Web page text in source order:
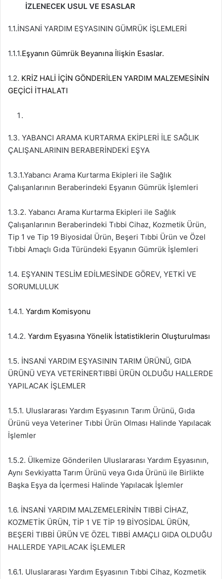
İZLENECEK USUL VE ESASLAR
1.1.İNSANİ YARDIM EŞYASININ GÜMRÜK İŞLEMLERİ
1.1.1.Eşyanın Gümrük Beyanına İlişkin Esaslar.
1.2. KRİZ HALİ İÇİN GÖNDERİLEN YARDIM MALZEMESİNİN
GEÇİCİ İTHALATI
1.3. YABANCI ARAMA KURTARMA EKİPLERİ İLE SAĞLIK
ÇALIŞANLARININ BERABERİNDEKİ EŞYA
1.3.1.Yabancı Arama Kurtarma Ekipleri ile Sağlık
Çalışanlarının Beraberindeki Eşyanın Gümrük İşlemleri
1.3.2. Yabancı Arama Kurtarma Ekipleri ile Sağlık
Çalışanlarının Beraberindeki Tıbbi Cihaz, Kozmetik Ürün,
Tip 1 ve Tip 19 Biyosidal Ürün, Beşeri Tıbbi Ürün ve Özel
Tıbbi Amaçlı Gıda Türündeki Eşyanın Gümrük İşlemleri
1.4. EŞYANIN TESLİM EDİLMESİNDE GÖREV, YETKİ VE
SORUMLULUK
1.4.1. Yardım Komisyonu
1.4.2. Yardım Eşyasına Yönelik İstatistiklerin Oluşturulması
1.5. İNSANİ YARDIM EŞYASININ TARIM ÜRÜNÜ, GIDA
ÜRÜNÜ VEYA VETERİNERTIBBİ ÜRÜN OLDUĞU HALLERDE
YAPILACAK İŞLEMLER
1.5.1. Uluslararası Yardım Eşyasının Tarım Ürünü, Gıda
Ürünü veya Veteriner Tıbbi Ürün Olması Halinde Yapılacak
İşlemler
1.5.2. Ülkemize Gönderilen Uluslararası Yardım Eşyasının,
Aynı Sevkiyatta Tarım Ürünü veya Gıda Ürünü ile Birlikte
Başka Eşya da İçermesi Halinde Yapılacak İşlemler
1.6. İNSANİ YARDIM MALZEMELERİNİN TIBBİ CİHAZ,
KOZMETİK ÜRÜN, TİP 1 VE TİP 19 BİYOSİDAL ÜRÜN,
BEŞERİ TIBBİ ÜRÜN VE ÖZEL TIBBİ AMAÇLI GIDA OLDUĞU
HALLERDE YAPILACAK İŞLEMLER
1.6.1. Uluslararası Yardım Eşyasının Tıbbi Cihaz, Kozmetik